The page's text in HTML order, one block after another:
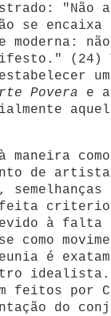
"Não a
se
Povera e
maneira
de
à falta
como
é
feitos por
do